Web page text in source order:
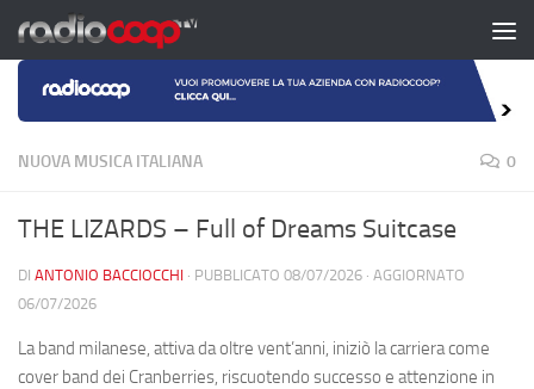
Salta al contenuto
NUOVA MUSICA ITALIANA 0
THE LIZARDS – Full of Dreams Suitcase
DI ANTONIO BACCIOCCHI · PUBBLICATO 08/07/2026 · AGGIORNATO
06/07/2026
La band milanese, attiva da oltre vent’anni, iniziò la carriera come
cover band dei Cranberries, riscuotendo successo e attenzione in